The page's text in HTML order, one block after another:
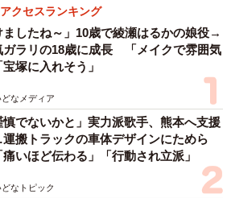
アクセスランキング
ましたね～」10歳で綾瀬はるかの娘役→
ガラリの18歳に成長 「メイクで雰囲気
塚に入れそう」
どなメディア
慎でないかと」実力派歌手、熊本へ支援
搬トラックの車体デザインにためら
いほど伝わる」「行動され立派」
どなトピック